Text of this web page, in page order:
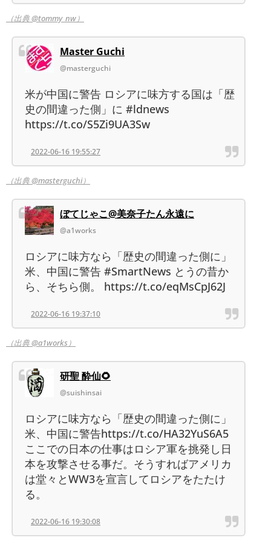
（出典 @tommy_nw）
Master Guchi
@masterguchi
米が中国に警告 ロシアに味方する国は「歴
史の間違った側」に #ldnews
https://t.co/S5Zi9UA3Sw
2022-06-16 19:55:27
（出典 @masterguchi）
ぼてじゃこ@美奈子たん永遠に
@a1works
ロシアに味方なら「歴史の間違った側に」
米、中国に警告 #SmartNews とうの昔か
ら、そちら側。 https://t.co/eqMsCpJ62J
2022-06-16 19:37:10
（出典 @a1works）
研聖 酔仙🌻
@suishinsai
ロシアに味方なら「歴史の間違った側に」
米、中国に警告https://t.co/HA32YuS6A5
ここでの日本の仕事はロシア軍を挑発し日
本を攻撃させる事だ。そうすればアメリカ
は堂々とWW3を宣言してロシアをたたけ
る。
2022-06-16 19:30:08